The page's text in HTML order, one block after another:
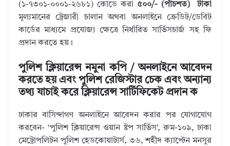
(১-৭৩০১-০০০১-২৬৮১) কোডে করা ৫০০/- (পাঁচশত) টাকা
মূল্যমানের ট্রেজারী চালান অথবা অনলাইনে ক্রেডিট/ডেবিট
কার্ডের মাধ্যমে প্রযোজ্য ক্ষেত্রে নির্ধারিত সার্ভিসচার্জ সহ ফি
প্রদান করতে হয়।
পুলিশ ক্লিয়ারেন্স নমুনা কপি / অনলাইনে আবেদন
করতে হয় এবং পুলিশ রেজিস্টার চেক এবং অন্যান্য
তথ্য যাচাই করে ক্লিয়ারেন্স সার্টিফিকেট প্রদান ক
ঢাকার বাসিন্দাগণ অনলাইনে আবেদন করার পর যোগাযোগ
করবেন- ‘পুলিশ ক্লিয়ারেন্স ওয়ান ষ্টপ সার্ভিস’, রুম-১০৯, ঢাকা
মেট্রোপলিটন পুলিশ হেডকোয়াটার্স, ৩৬, শহীদ ক্যাপ্টেন মনসুর